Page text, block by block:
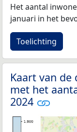
Het aantal
januari in het
Toelichting
Kaart van de
met het
2024